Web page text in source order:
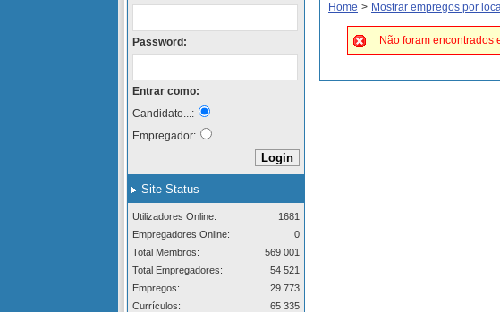
Password:
Entrar como:
Candidato...:
Empregador:
Site Status
Utilizadores Online:
1681
Empregadores Online:
0
Total Membros:
569 001
Total Empregadores:
54 521
Empregos:
29 773
Currículos:
65 335
Home > Mostrar empregos por
Não foram encontrados